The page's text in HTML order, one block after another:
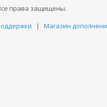
права защищены.
| Магазин